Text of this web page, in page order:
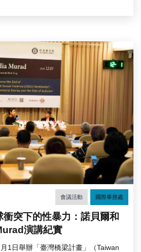
會議活動 國際事務處
衝突下的性暴力：諾貝爾和
演講紀實
1日舉辦「臺灣橋梁計畫」（Taiwan